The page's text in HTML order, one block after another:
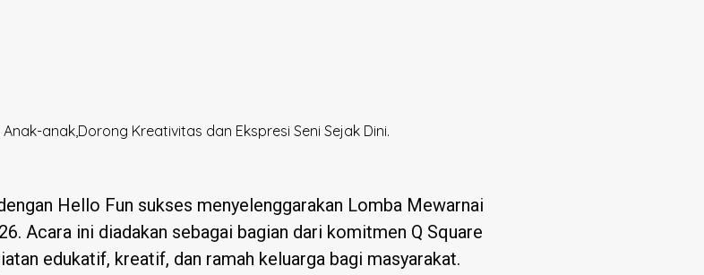
anak,Dorong Kreativitas dan Ekspresi Seni Sejak Dini.
Hello Fun sukses menyelenggarakan Lomba Mewarnai
Acara ini diadakan sebagai bagian dari komitmen Q Square
edukatif, kreatif, dan ramah keluarga bagi masyarakat.